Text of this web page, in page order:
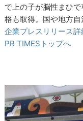
で上の子が脳性まひ
格も取得。国や地方自
企業プレスリリース詳
PR TIMESトップへ